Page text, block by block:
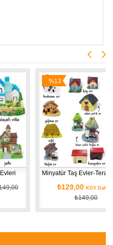
Minyatür Taş Evler-Teraryum Evleri
₺129,00KDV Dahil
₺149,00
İndirim